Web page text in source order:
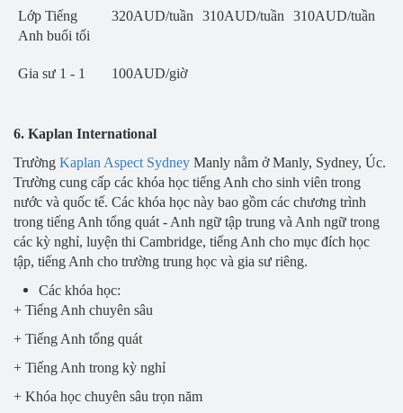
Lớp Tiếng
Anh buổi tối
320AUD/tuần 310AUD/tuần 310AUD/tuần
Gia sư 1 - 1 100AUD/giờ
6. Kaplan International
Trường Kaplan Aspect Sydney Manly nằm ở Manly, Sydney, Úc.
Trường cung cấp các khóa học tiếng Anh cho sinh viên trong
nước và quốc tế. Các khóa học này bao gồm các chương trình
trong tiếng Anh tổng quát - Anh ngữ tập trung và Anh ngữ trong
các kỳ nghỉ, luyện thi Cambridge, tiếng Anh cho mục đích học
tập, tiếng Anh cho trường trung học và gia sư riêng.
Các khóa học:
+ Tiếng Anh chuyên sâu
+ Tiếng Anh tổng quát
+ Tiếng Anh trong kỳ nghỉ
+ Khóa học chuyên sâu trọn năm